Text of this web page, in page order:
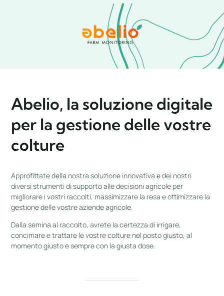
Abelio, la soluzione digitale
per la gestione delle vostre
colture
Approfittate della nostra soluzione innovativa e dei nostri
diversi strumenti di supporto alle decisioni agricole per
migliorare i vostri raccolti, massimizzare la resa e ottimizzare la
gestione delle vostre aziende agricole.
Dalla semina al raccolto, avrete la certezza di irrigare,
concimare e trattare le vostre colture nel posto giusto, al
momento giusto e sempre con la giusta dose.